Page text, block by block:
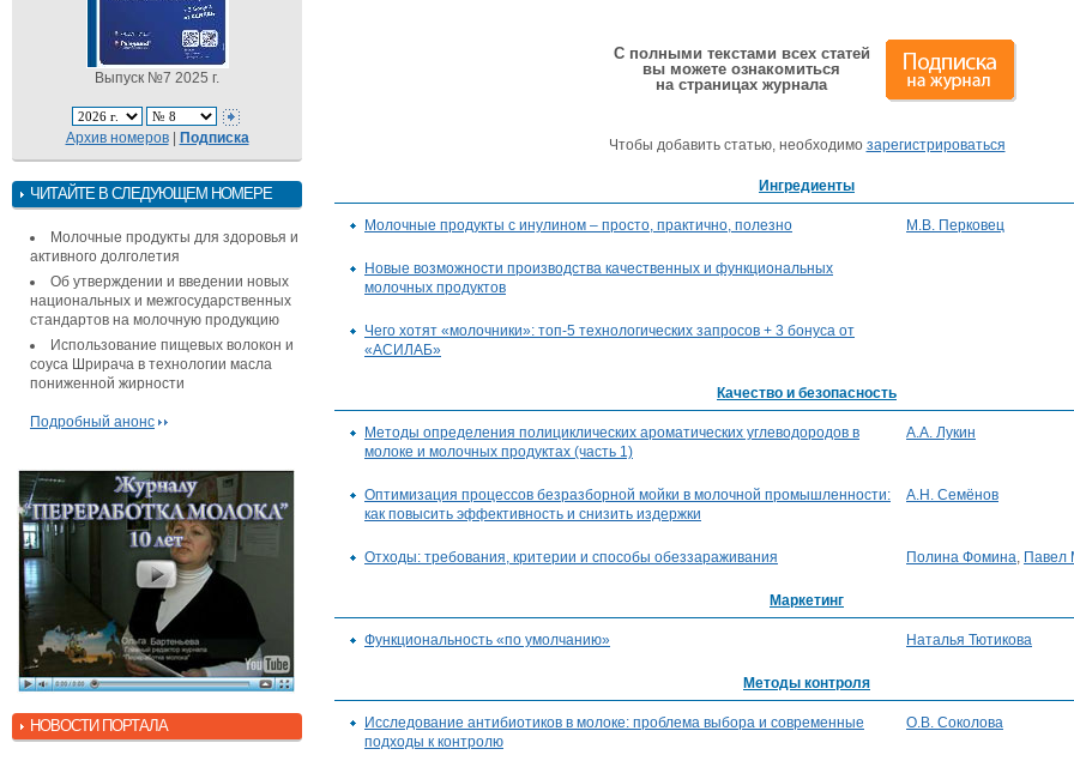
Выпуск №7 2025 г.
Архив номеров| Подписка
ЧИТАЙТЕ В СЛЕДУЮЩЕМ НОМЕРЕ
Молочные продукты для здоровья и
активного долголетия
Об утверждении и введении новых
национальных и межгосударственных
стандартов на молочную продукцию
Использование пищевых волокон и
соуса Шрирача в технологии масла
пониженной жирности
Подробный анонс
НОВОСТИ ПОРТАЛА
С полными текстами всех статей
вы можете ознакомиться
на страницах журнала
Чтобы добавить статью, необходимо зарегистрироваться
Ингредиенты
Молочные продукты с инулином – просто, практично, полезно М.В. Перковец
Новые возможности производства качественных и функциональных
молочных продуктов
Чего хотят «молочники»: топ-5 технологических запросов + 3 бонуса от
«АСИЛАБ»
Качество и безопасность
Методы определения полициклических ароматических углеводородов в
молоке и молочных продуктах (часть 1)
А.А. Лукин
Оптимизация процессов безразборной мойки в молочной промышленности:
как повысить эффективность и снизить издержки
А.Н. Семёнов
Отходы: требования, критерии и способы обеззараживания Полина Фомина, Павел
Маркетинг
Функциональность «по умолчанию» Наталья Тютикова
Методы контроля
Исследование антибиотиков в молоке: проблема выбора и современные
подходы к контролю
О.В. Соколова